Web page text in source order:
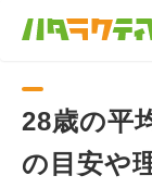
28歳の平
の目安や